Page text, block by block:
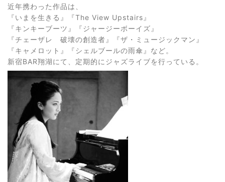
近年携わった作品は、
『いまを生きる』『The View Upstairs』
『キンキーブーツ』『ジャージーボーイズ』
『チェーザレ 破壊の創造者』『ザ・ミュージックマン』
『キャメロット』『シェルブールの雨傘』など。
新宿BAR翔湖にて、定期的にジャズライブを行っている。